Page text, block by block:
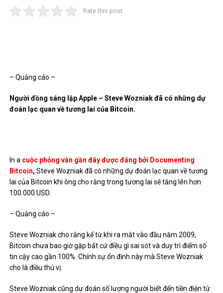
Rate this post
– Quảng cáo –
Người đồng sáng lập Apple – Steve Wozniak đã có những dự
đoán lạc quan về tương lai của Bitcoin.
In a cuộc phỏng vấn gần đây được đăng bởi Documenting
Bitcoin, Steve Wozniak đã có những dự đoán lạc quan về tương
lai của Bitcoin khi ông cho rằng trong tương lai sẽ tăng lên hơn
100.000 USD.
– Quảng cáo –
Steve Wozniak cho rằng kể từ khi ra mắt vào đầu năm 2009,
Bitcoin chưa bao giờ gặp bất cứ điều gì sai sót và duy trì điểm số
tin cậy cao gần 100%. Chính sự ổn định này mà Steve Wozniak
cho là điều thú vị.
Steve Wozniak cũng dự đoán số lượng người biết đến tiền điện tử